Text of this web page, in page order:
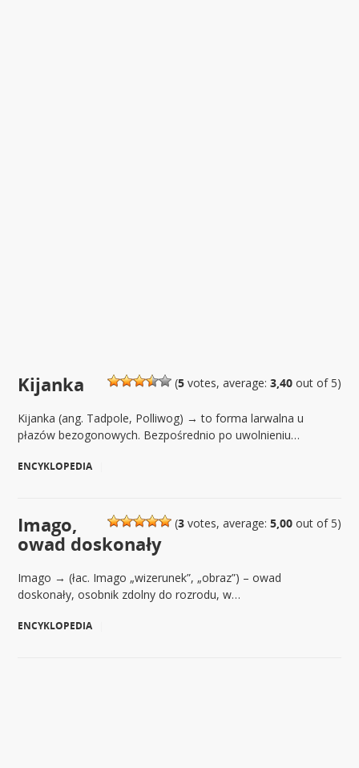
(5votes, average: 3,40out of 5)
Kijanka
Kijanka (ang. Tadpole, Polliwog) → to forma larwalna u
płazów bezogonowych. Bezpośrednio po uwolnieniu…
ENCYKLOPEDIA
(3votes, average: 5,00out of 5)
Imago,
owad doskonały
Imago → (łac. Imago „wizerunek”, „obraz”) – owad
doskonały, osobnik zdolny do rozrodu, w…
ENCYKLOPEDIA